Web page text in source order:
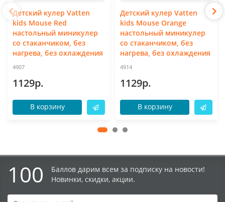
Детский кулер Vatten
kids Mouse Red
настольный миникулер
со стаканчиком, без
нагрева, без охлаждения
4907
1129р.
В корзину
Детский кулер Vatten
kids Mouse Orange
настольный миникулер
со стаканчиком, без
нагрева, без охлаждения
4914
1129р.
В корзину
100
Баллов дарим всем за подписку на новости!
Новинки, скидки, акции.